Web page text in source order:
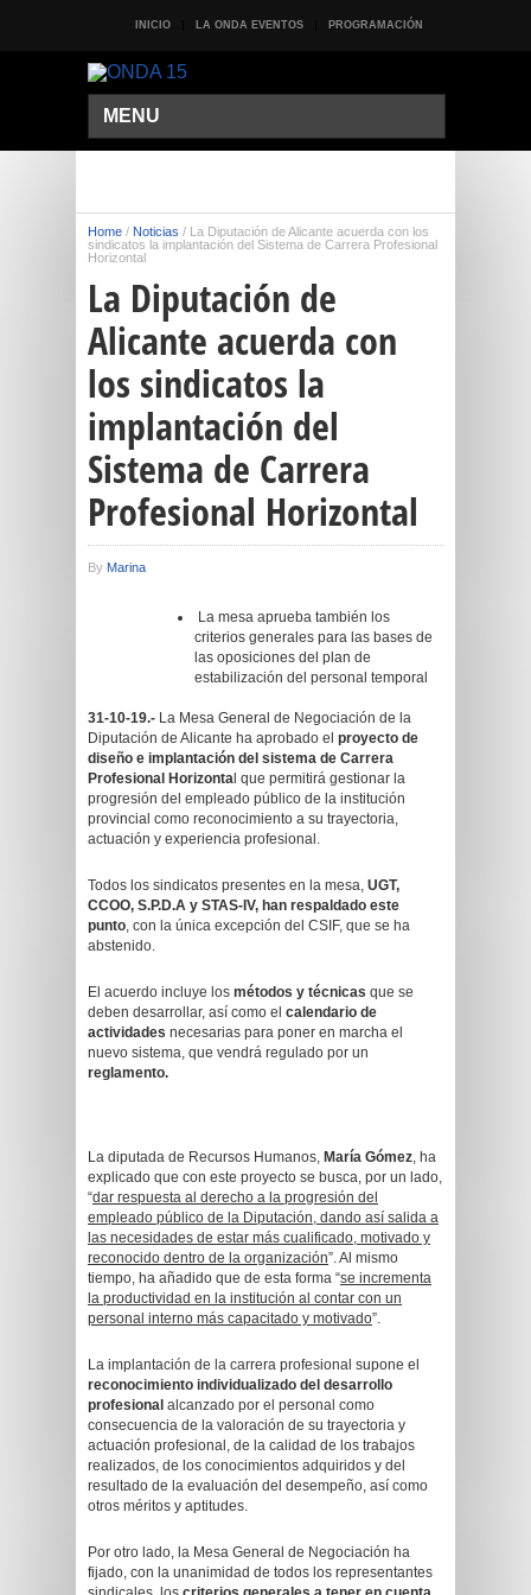
INICIO LA ONDA EVENTOS PROGRAMACIÓN
MENU
Home / Noticias / La Diputación de Alicante acuerda con los
sindicatos la implantación del Sistema de Carrera Profesional
Horizontal
La Diputación de
Alicante acuerda con
los sindicatos la
implantación del
Sistema de Carrera
Profesional Horizontal
By Marina
La mesa aprueba también los
criterios generales para las bases de
las oposiciones del plan de
estabilización del personal temporal
31-10-19.- La Mesa General de Negociación de la
Diputación de Alicante ha aprobado el proyecto de
diseño e implantación del sistema de Carrera
Profesional Horizonta l que permitirá gestionar la
progresión del empleado público de la institución
provincial como reconocimiento a su trayectoria,
actuación y experiencia profesional.
Todos los sindicatos presentes en la mesa, UGT,
CCOO, S.P.D.A y STAS-IV, han respaldado este
punto, con la única excepción del CSIF, que se ha
abstenido.
El acuerdo incluye los métodos y técnicas que se
deben desarrollar, así como el calendario de
actividades necesarias para poner en marcha el
nuevo sistema, que vendrá regulado por un
reglamento.
La diputada de Recursos Humanos, María Gómez, ha
explicado que con este proyecto se busca, por un lado,
“dar respuesta al derecho a la progresión del
empleado público de la Diputación, dando así salida a
las necesidades de estar más cualificado, motivado y
reconocido dentro de la organización”. Al mismo
tiempo, ha añadido que de esta forma “se incrementa
la productividad en la institución al contar con un
personal interno más capacitado y motivado”.
La implantación de la carrera profesional supone el
reconocimiento individualizado del desarrollo
profesional alcanzado por el personal como
consecuencia de la valoración de su trayectoria y
actuación profesional, de la calidad de los trabajos
realizados, de los conocimientos adquiridos y del
resultado de la evaluación del desempeño, así como
otros méritos y aptitudes.
Por otro lado, la Mesa General de Negociación ha
fijado, con la unanimidad de todos los representantes